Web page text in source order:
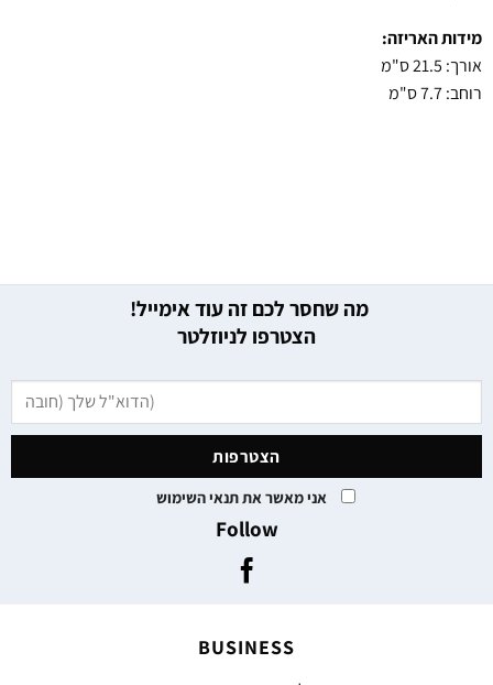
מידות האריזה:
אורך: 21.5 ס"מ
רוחב: 7.7 ס"מ
מה שחסר לכם זה עוד אימייל!
הצטרפו לניוזלטר
אני מאשר את תנאי השימוש
Follow
BUSINESS